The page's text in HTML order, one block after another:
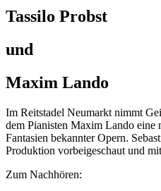
Tassilo Probst
und
Maxim Lando
Im Reitstadel Neumarkt nimmt
dem Pianisten Maxim Lando eine
Fantasien bekannter Opern.
Produktion vorbeigeschaut und
Zum Nachhören: